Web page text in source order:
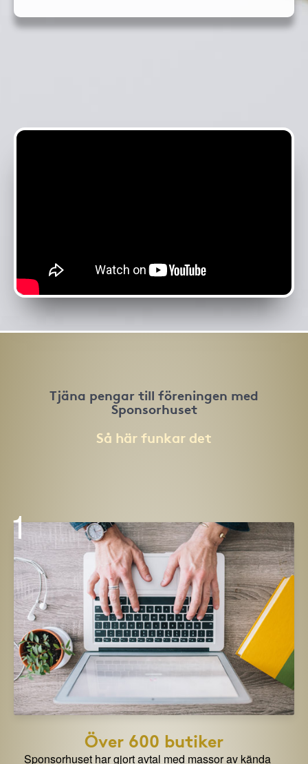
Tjäna pengar till föreningen med
Sponsorhuset
Så här funkar det
1
Över 600 butiker
Sponsorhuset har gjort avtal med massor av kända